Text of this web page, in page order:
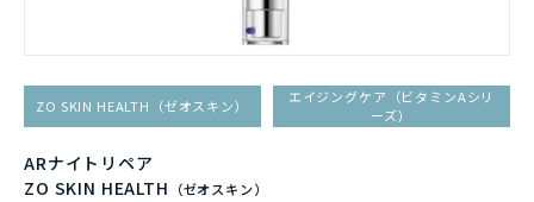
ZO SKIN HEALTH（ゼオスキン）
エイジングケア（ビタミンAシリ
ーズ）
ARナイトリペア
ZO SKIN HEALTH
（ゼオスキン）